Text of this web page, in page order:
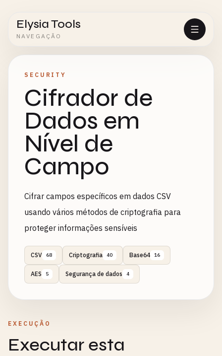
Elysia Tools
NAVEGAÇÃO
SECURITY
Cifrador de
Dados em
Nível de
Campo
Cifrar campos específicos em dados CSV
usando vários métodos de criptografia para
proteger informações sensíveis
CSV 68 Criptografia 40 Base64 16
AES 5 Segurança de dados 4
EXECUÇÃO
Executar esta